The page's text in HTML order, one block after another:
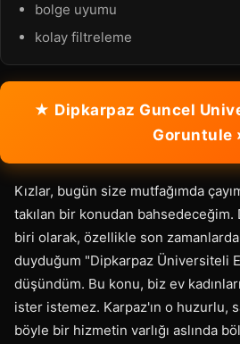
bolge uyumu
kolay filtreleme
★ Dipkarpaz Guncel
Goruntule
Kızlar, bugün size mutfağımda
takılan bir konudan bahsedeceğim.
biri olarak, özellikle son
duyduğum "Dipkarpaz Üniversiteli
düşündüm. Bu konu, biz ev
ister istemez. Karpaz'ın o huzurlu,
böyle bir hizmetin varlığı aslında